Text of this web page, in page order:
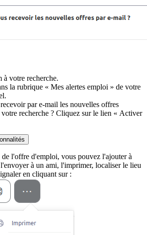
à votre recherche.
la rubrique « Mes alertes emploi » de votre
par e-mail les nouvelles offres
recherche ? Cliquez sur le lien « Activer
l'offre d'emploi, vous pouvez l'ajouter à
à un ami, l'imprimer, localiser le lieu
en cliquant sur :